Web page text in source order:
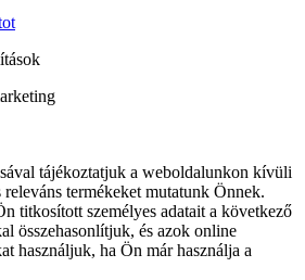
tájékoztatjuk a weboldalunkon kívüli
termékeket mutatunk Önnek.
titkosított személyes adatait a következő
összehasonlítjuk, és azok online
használjuk, ha Ön már használja a